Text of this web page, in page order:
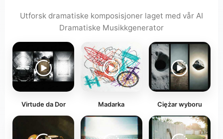
Utforsk dramatiske komposisjoner laget med vår AI
Dramatiske Musikkgenerator
Virtude da Dor Madarka Ciężar wyboru